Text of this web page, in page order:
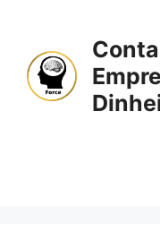
conteúdo